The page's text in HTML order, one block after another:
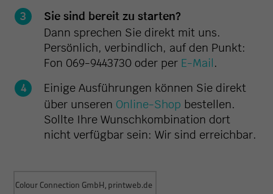
Sie sind bereit zu starten?
Dann sprechen Sie direkt mit uns.
Persönlich, verbindlich, auf den Punkt:
Fon 069-9443730 oder per E-Mail.
Einige Ausführungen können Sie direkt
über unseren Online-Shop bestellen.
Sollte Ihre Wunschkombination dort
nicht verfügbar sein: Wir sind erreichbar.